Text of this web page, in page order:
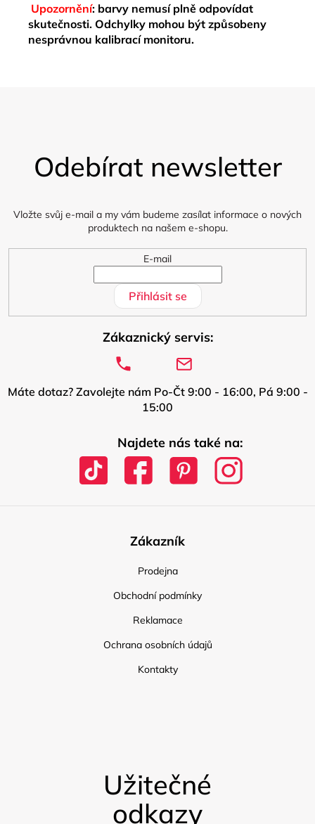
Upozornění: barvy nemusí plně odpovídat
skutečnosti. Odchylky mohou být způsobeny
nesprávnou kalibrací monitoru.
Odebírat newsletter
Vložte svůj e-mail a my vám budeme zasílat informace o nových
produktech na našem e-shopu.
E-mail
Přihlásit se
Zákaznický servis:
Máte dotaz? Zavolejte nám Po-Čt 9:00 - 16:00, Pá 9:00 -
15:00
Najdete nás také na:
Zákazník
Prodejna
Obchodní podmínky
Reklamace
Ochrana osobních údajů
Kontakty
Užitečné
odkazy